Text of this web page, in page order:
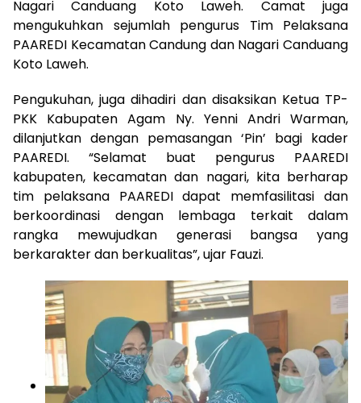
Nagari Canduang Koto Laweh. Camat juga
mengukuhkan sejumlah pengurus Tim Pelaksana
PAAREDI Kecamatan Candung dan Nagari Canduang
Koto Laweh.
Pengukuhan, juga dihadiri dan disaksikan Ketua TP-
PKK Kabupaten Agam Ny. Yenni Andri Warman,
dilanjutkan dengan pemasangan ‘Pin’ bagi kader
PAAREDI. “Selamat buat pengurus PAAREDI
kabupaten, kecamatan dan nagari, kita berharap
tim pelaksana PAAREDI dapat memfasilitasi dan
berkoordinasi dengan lembaga terkait dalam
rangka mewujudkan generasi bangsa yang
berkarakter dan berkualitas”, ujar Fauzi.